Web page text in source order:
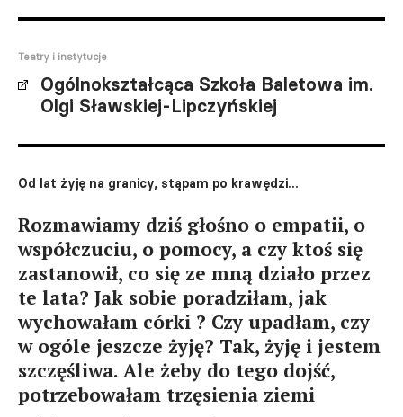
Teatry i instytucje
Ogólnokształcąca Szkoła Baletowa im.
Olgi Sławskiej-Lipczyńskiej
Od lat żyję na granicy, stąpam po krawędzi...
Rozmawiamy dziś głośno o empatii, o
współczuciu, o pomocy, a czy ktoś się
zastanowił, co się ze mną działo przez
te lata? Jak sobie poradziłam, jak
wychowałam córki ? Czy upadłam, czy
w ogóle jeszcze żyję? Tak, żyję i jestem
szczęśliwa. Ale żeby do tego dojść,
potrzebowałam trzęsienia ziemi